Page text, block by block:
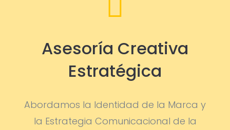
Asesoría Creativa
Estratégica
Abordamos la Identidad de la Marca y
la Estrategia Comunicacional de la